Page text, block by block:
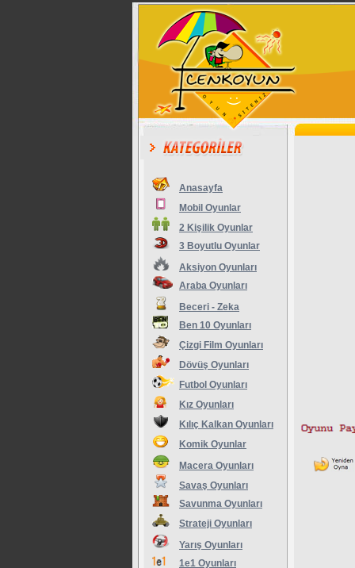
Anasayfa
Mobil Oyunlar
2 Kişilik Oyunlar
3 Boyutlu Oyunlar
Aksiyon Oyunları
Araba Oyunları
Beceri - Zeka
Ben 10 Oyunları
Çizgi Film Oyunları
Dövüş Oyunları
Futbol Oyunları
Kız Oyunları
Kılıç Kalkan Oyunları
Komik Oyunlar
Macera Oyunları
Savaş Oyunları
Savunma Oyunları
Strateji Oyunları
Yarış Oyunları
1e1 Oyunları